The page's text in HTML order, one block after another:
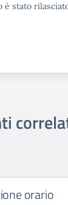
stato
orario